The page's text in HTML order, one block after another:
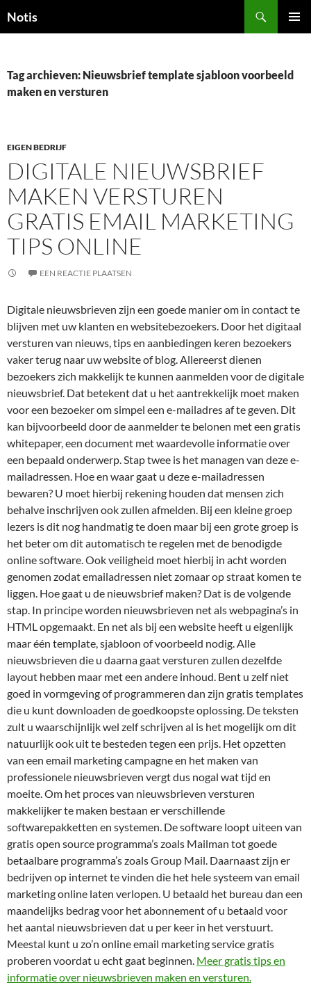
Notis
INHOUD
Tag archieven: Nieuwsbrief template sjabloon voorbeeld
maken en versturen
EIGEN BEDRIJF
DIGITALE NIEUWSBRIEF
MAKEN VERSTUREN
GRATIS EMAIL MARKETING
TIPS ONLINE
EEN REACTIE PLAATSEN
Digitale nieuwsbrieven zijn een goede manier om in contact te
blijven met uw klanten en websitebezoekers. Door het digitaal
versturen van nieuws, tips en aanbiedingen keren bezoekers
vaker terug naar uw website of blog. Allereerst dienen
bezoekers zich makkelijk te kunnen aanmelden voor de digitale
nieuwsbrief. Dat betekent dat u het aantrekkelijk moet maken
voor een bezoeker om simpel een e-mailadres af te geven. Dit
kan bijvoorbeeld door de aanmelder te belonen met een gratis
whitepaper, een document met waardevolle informatie over
een bepaald onderwerp. Stap twee is het managen van deze e-
mailadressen. Hoe en waar gaat u deze e-mailadressen
bewaren? U moet hierbij rekening houden dat mensen zich
behalve inschrijven ook zullen afmelden. Bij een kleine groep
lezers is dit nog handmatig te doen maar bij een grote groep is
het beter om dit automatisch te regelen met de benodigde
online software. Ook veiligheid moet hierbij in acht worden
genomen zodat emailadressen niet zomaar op straat komen te
liggen. Hoe gaat u de nieuwsbrief maken? Dat is de volgende
stap. In principe worden nieuwsbrieven net als webpagina’s in
HTML opgemaakt. En net als bij een website heeft u eigenlijk
maar één template, sjabloon of voorbeeld nodig. Alle
nieuwsbrieven die u daarna gaat versturen zullen dezelfde
layout hebben maar met een andere inhoud. Bent u zelf niet
goed in vormgeving of programmeren dan zijn gratis templates
die u kunt downloaden de goedkoopste oplossing. De teksten
zult u waarschijnlijk wel zelf schrijven al is het mogelijk om dit
natuurlijk ook uit te besteden tegen een prijs. Het opzetten
van een email marketing campagne en het maken van
professionele nieuwsbrieven vergt dus nogal wat tijd en
moeite. Om het proces van nieuwsbrieven versturen
makkelijker te maken bestaan er verschillende
softwarepakketten en systemen. De software loopt uiteen van
gratis open source programma’s zoals Mailman tot goede
betaalbare programma’s zoals Group Mail. Daarnaast zijn er
bedrijven op internet te vinden die het hele systeem van email
marketing online laten verlopen. U betaald het bureau dan een
maandelijks bedrag voor het abonnement of u betaald voor
het aantal nieuwsbrieven dat u per keer in het verstuurt.
Meestal kunt u zo’n online email marketing service gratis
proberen voordat u echt gaat beginnen. Meer gratis tips en
informatie over nieuwsbrieven maken en versturen.